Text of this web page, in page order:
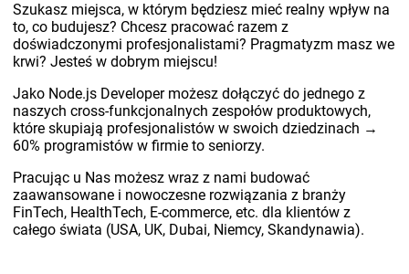
Szukasz miejsca, w którym będziesz mieć realny wpływ na
to, co budujesz? Chcesz pracować razem z
doświadczonymi profesjonalistami? Pragmatyzm masz we
krwi? Jesteś w dobrym miejscu!
Jako Node.js Developer możesz dołączyć do jednego z
naszych cross-funkcjonalnych zespołów produktowych,
które skupiają profesjonalistów w swoich dziedzinach →
60% programistów w firmie to seniorzy.
Pracując u Nas możesz wraz z nami budować
zaawansowane i nowoczesne rozwiązania z branży
FinTech, HealthTech, E-commerce, etc. dla klientów z
całego świata (USA, UK, Dubai, Niemcy, Skandynawia).